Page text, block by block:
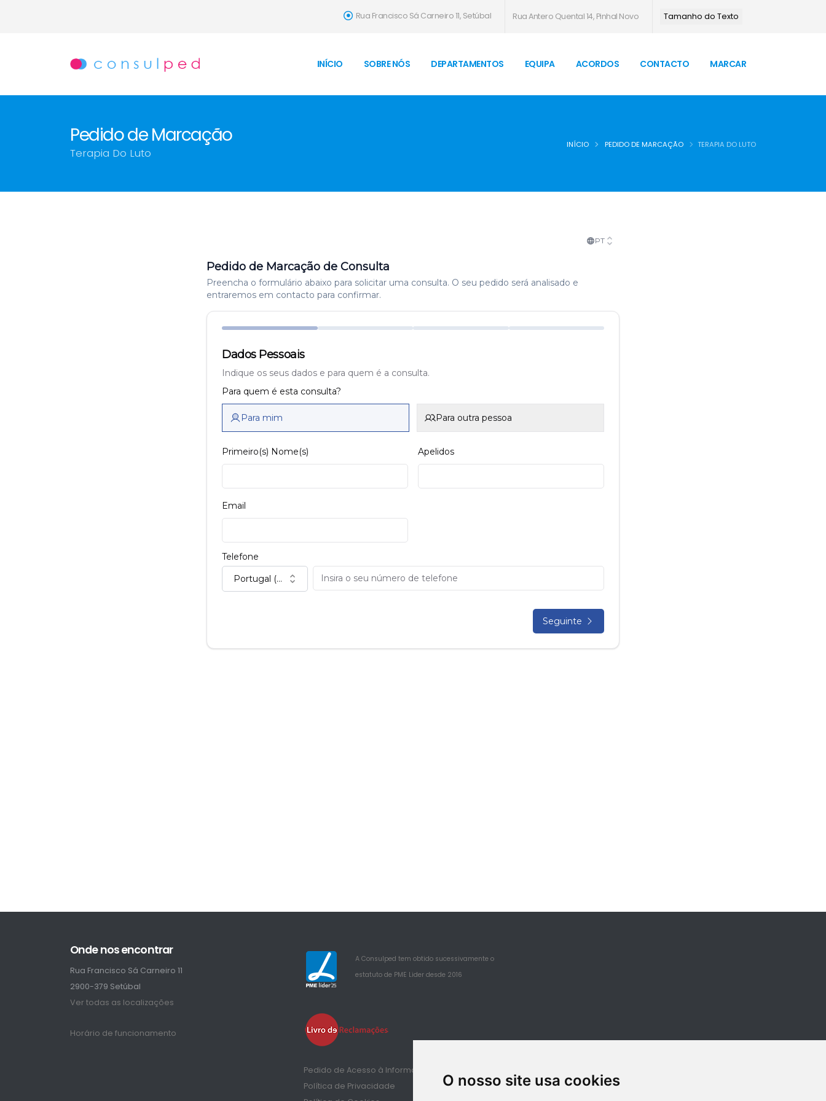
O nosso site usa cookies
Rua Francisco Sá Carneiro 11, Setúbal Rua Antero Quental 14, Pinhal Novo Tamanho do Texto
INÍCIO SOBRE NÓS DEPARTAMENTOS EQUIPA ACORDOS CONTACTO MARCAR
Pedido de Marcação
Terapia Do Luto
INÍCIO PEDIDO DE MARCAÇÃO TERAPIA DO LUTO
Onde nos encontrar
Rua Francisco Sá Carneiro 11
2900-379 Setúbal
Ver todas as localizações
Horário de funcionamento
25
A Consulped tem obtido sucessivamente o
estatuto de PME Lider desde 2016
Pedido de Acesso à Informação de Saúde
Política de Privacidade